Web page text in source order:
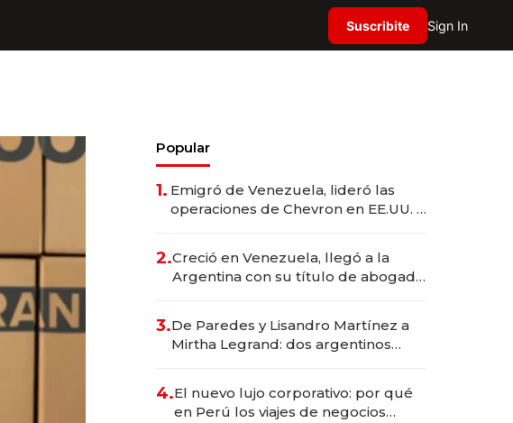
Suscribite Sign In
Popular
1. Emigró de Venezuela, lideró las
operaciones de Chevron en EE.UU. y
2.Creció en Venezuela, llegó a la
Argentina con su título de abogado
marcas "fast premium"
3.De Paredes y Lisandro Martínez a
Mirtha Legrand: dos argentinos
4.El nuevo lujo corporativo: por qué
en Perú los viajes de negocios